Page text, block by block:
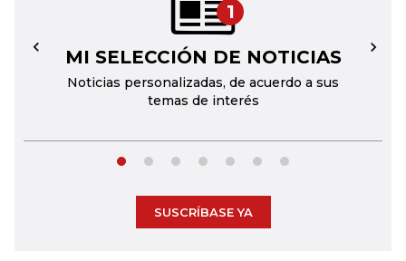
1
MI SELECCIÓN DE NOTICIAS
Noticias personalizadas, de acuerdo a sus
temas de interés
← →
SUSCRÍBASE YA